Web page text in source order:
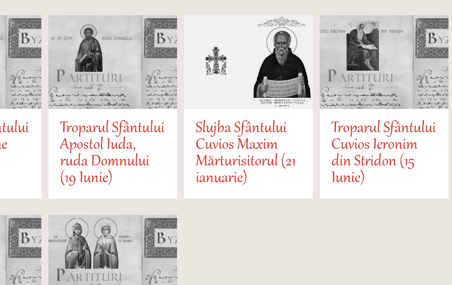
Troparul Sfântului
Apostol Iuda,
ruda Domnului
(19 Iunie)
Slujba Sfântului
Cuvios Maxim
Mărturisitorul (21
ianuarie)
Troparul Sfântului
Cuvios Ieronim
din Stridon (15
Iunie)